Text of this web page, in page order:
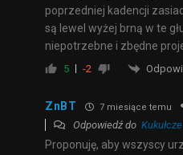
poprzedniej kadencji
są lewel wyżej brną w te
niepotrzebne i zbędne
5 -2
ZnBT 7 miesiące temu
Odpowiedź do
Proponuję, aby wszyscy